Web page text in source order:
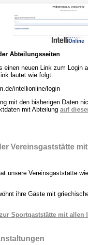
Abteilungsseiten
einen neuen Link zum Login
lautet wie folgt:
intellionline/login
mit den bisherigen Daten
mit Abteilung auf
Vereinsgaststätte
unsere Vereinsgaststätte
ihre Gäste mit
Sportgaststätte mit allen